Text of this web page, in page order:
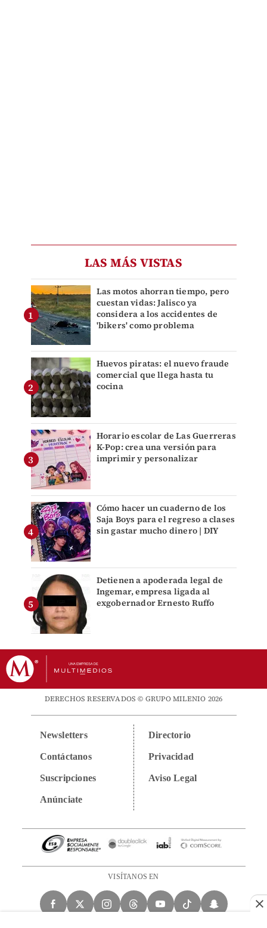
LAS MÁS VISTAS
Las motos ahorran tiempo, pero
cuestan vidas: Jalisco ya
considera a los accidentes de
'bikers' como problema
Huevos piratas: el nuevo fraude
comercial que llega hasta tu
cocina
Horario escolar de Las Guerreras
K-Pop: crea una versión para
imprimir y personalizar
Cómo hacer un cuaderno de los
Saja Boys para el regreso a clases
sin gastar mucho dinero | DIY
Detienen a apoderada legal de
Ingemar, empresa ligada al
exgobernador Ernesto Ruffo
DERECHOS RESERVADOS © GRUPO MILENIO 2026
Newsletters
Contáctanos
Suscripciones
Anúnciate
Directorio
Privacidad
Aviso Legal
VISÍTANOS EN